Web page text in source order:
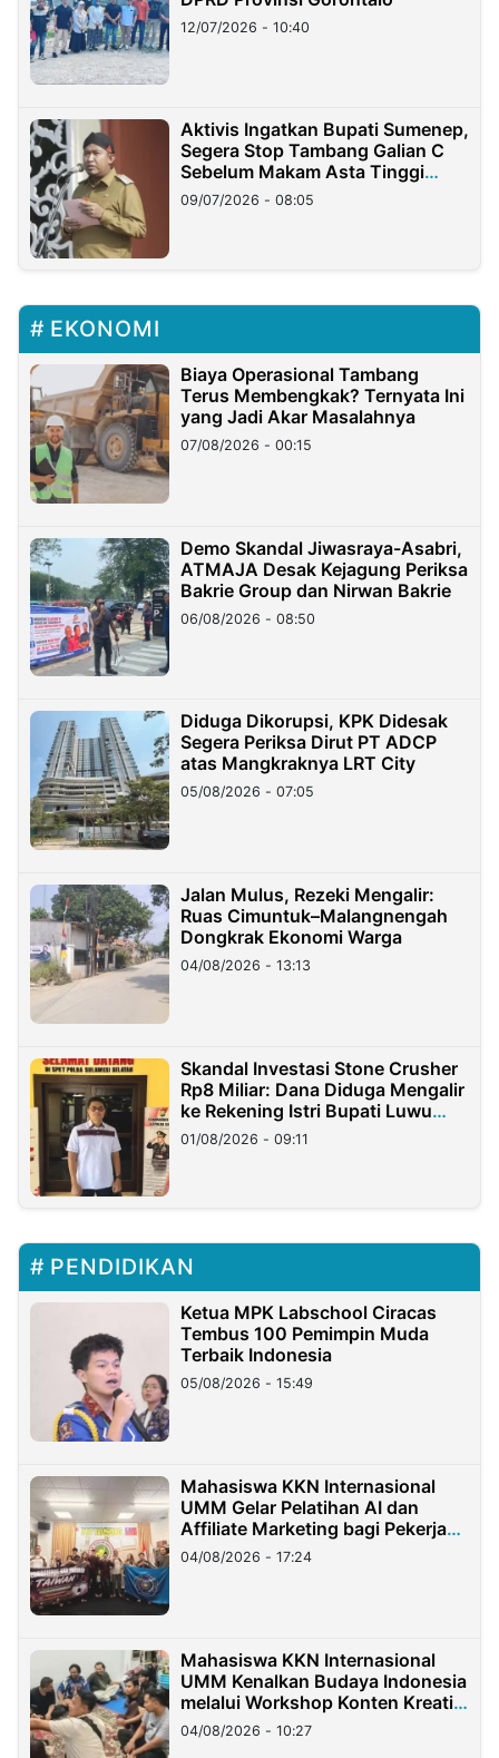
12/07/2026 - 10:40
Aktivis Ingatkan Bupati Sumenep,
Segera Stop Tambang Galian C
Sebelum Makam Asta Tinggi
Longsor
09/07/2026 - 08:05
EKONOMI
Biaya Operasional Tambang
Terus Membengkak? Ternyata Ini
yang Jadi Akar Masalahnya
07/08/2026 - 00:15
Demo Skandal Jiwasraya-Asabri,
ATMAJA Desak Kejagung Periksa
Bakrie Group dan Nirwan Bakrie
06/08/2026 - 08:50
Diduga Dikorupsi, KPK Didesak
Segera Periksa Dirut PT ADCP
atas Mangkraknya LRT City
05/08/2026 - 07:05
Jalan Mulus, Rezeki Mengalir:
Ruas Cimuntuk–Malangnengah
Dongkrak Ekonomi Warga
04/08/2026 - 13:13
Skandal Investasi Stone Crusher
Rp8 Miliar: Dana Diduga Mengalir
ke Rekening Istri Bupati Luwu
Timur
01/08/2026 - 09:11
PENDIDIKAN
Ketua MPK Labschool Ciracas
Tembus 100 Pemimpin Muda
Terbaik Indonesia
05/08/2026 - 15:49
Mahasiswa KKN Internasional
UMM Gelar Pelatihan AI dan
Affiliate Marketing bagi Pekerja
Migran Indonesia di Taiwan
04/08/2026 - 17:24
Mahasiswa KKN Internasional
UMM Kenalkan Budaya Indonesia
melalui Workshop Konten Kreatif
di Taiwan
04/08/2026 - 10:27